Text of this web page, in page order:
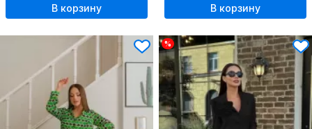
В корзину В корзину
%